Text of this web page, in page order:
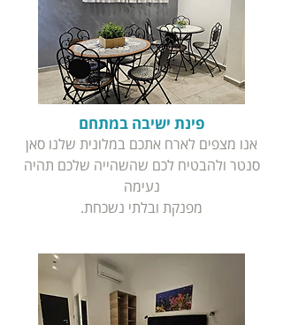
פינת ישיבה במתחם
אנו מצפים לארח אתכם במלונית שלנו סאן
סנטר ולהבטיח לכם שהשהייה שלכם תהיה
נעימה
מפנקת ובלתי נשכחת.